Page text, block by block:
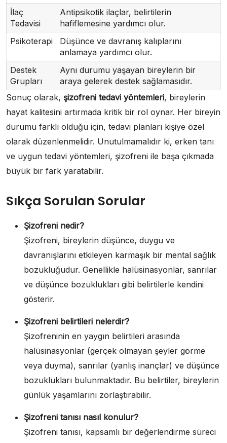
İlaç
Tedavisi
Antipsikotik ilaçlar, belirtilerin
hafiflemesine yardımcı olur.
Psikoterapi
Düşünce ve davranış kalıplarını
anlamaya yardımcı olur.
Destek
Grupları
Aynı durumu yaşayan bireylerin bir
araya gelerek destek sağlamasıdır.
Sonuç olarak, şizofreni tedavi yöntemleri, bireylerin
hayat kalitesini artırmada kritik bir rol oynar. Her bireyin
durumu farklı olduğu için, tedavi planları kişiye özel
olarak düzenlenmelidir. Unutulmamalıdır ki, erken tanı
ve uygun tedavi yöntemleri, şizofreni ile başa çıkmada
büyük bir fark yaratabilir.
Sıkça Sorulan Sorular
Şizofreni nedir?
Şizofreni, bireylerin düşünce, duygu ve
davranışlarını etkileyen karmaşık bir mental sağlık
bozukluğudur. Genellikle halüsinasyonlar, sanrılar
ve düşünce bozuklukları gibi belirtilerle kendini
gösterir.
Şizofreni belirtileri nelerdir?
Şizofreninin en yaygın belirtileri arasında
halüsinasyonlar (gerçek olmayan şeyler görme
veya duyma), sanrılar (yanlış inançlar) ve düşünce
bozuklukları bulunmaktadır. Bu belirtiler, bireylerin
günlük yaşamlarını zorlaştırabilir.
Şizofreni tanısı nasıl konulur?
Şizofreni tanısı, kapsamlı bir değerlendirme süreci